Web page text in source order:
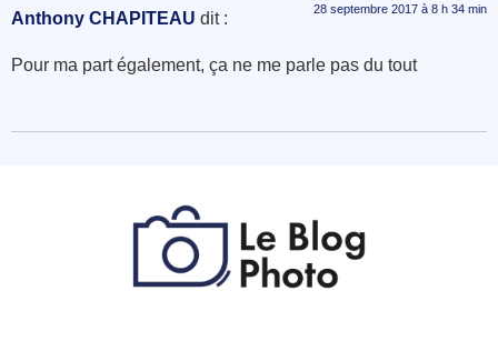
Anthony CHAPITEAU dit : 28 septembre 2017 à 8 h 34 min
Pour ma part également, ça ne me parle pas du tout